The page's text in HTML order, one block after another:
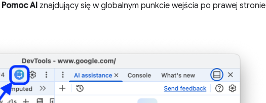
Pomoc AI znajdujący się w globalnym punkcie wejścia po prawej stronie